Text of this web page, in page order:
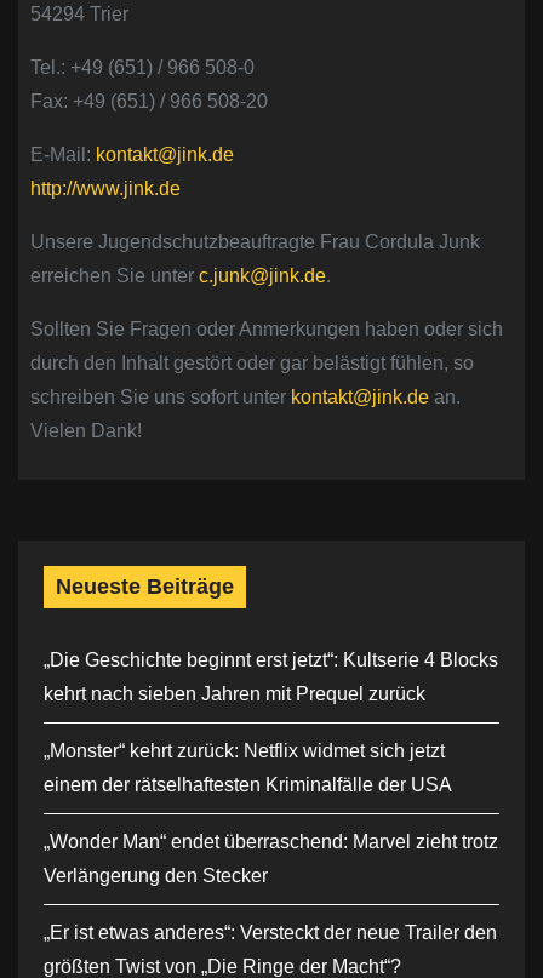
54294 Trier
Tel.: +49 (651) / 966 508-0
Fax: +49 (651) / 966 508-20
E-Mail: kontakt@jink.de
http://www.jink.de
Unsere Jugendschutzbeauftragte Frau Cordula Junk
erreichen Sie unter c.junk@jink.de.
Sollten Sie Fragen oder Anmerkungen haben oder sich
durch den Inhalt gestört oder gar belästigt fühlen, so
schreiben Sie uns sofort unter kontakt@jink.de an.
Vielen Dank!
Neueste Beiträge
„Die Geschichte beginnt erst jetzt“: Kultserie 4 Blocks
kehrt nach sieben Jahren mit Prequel zurück
„Monster“ kehrt zurück: Netflix widmet sich jetzt
einem der rätselhaftesten Kriminalfälle der USA
„Wonder Man“ endet überraschend: Marvel zieht trotz
Verlängerung den Stecker
„Er ist etwas anderes“: Versteckt der neue Trailer den
größten Twist von „Die Ringe der Macht“?